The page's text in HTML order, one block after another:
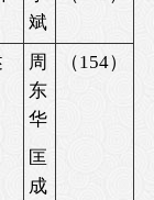
斌
周
东
华
匡
成
（154）